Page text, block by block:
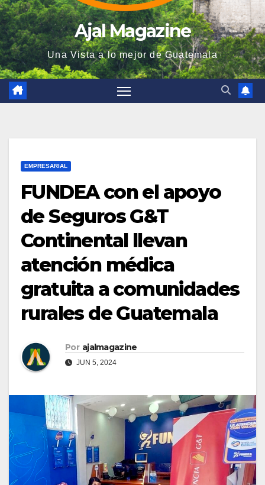
Ajal Magazine
Una Vista a lo mejor de Guatemala
EMPRESARIAL
FUNDEA con el apoyo
de Seguros G&T
Continental llevan
atención médica
gratuita a comunidades
rurales de Guatemala
Por ajalmagazine
JUN 5, 2024